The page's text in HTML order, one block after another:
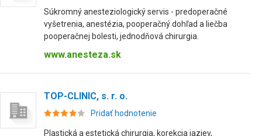
Súkromný anesteziologický servis - predoperačné
vyšetrenia, anestézia, pooperačný dohľad a liečba
pooperačnej bolesti, jednodňová chirurgia.
www.anesteza.sk
TOP-CLINIC, s. r. o.
Pridať hodnotenie
Plastická a estetická chirurgia, korekcia jaziev,